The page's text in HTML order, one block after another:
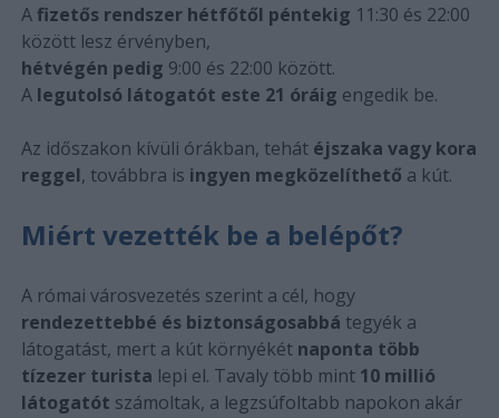
Afizetős rendszer hétfőtől péntekig 11:30 és 22:00
között lesz érvényben,
hétvégén pedig 9:00 és 22:00 között.
A legutolsó látogatót este 21 óráig engedik be.
Az időszakon kívüli órákban, tehát éjszaka vagy kora
reggel, továbbra is ingyen megközelíthető a kút.
Miért vezették be a belépőt?
A római városvezetés szerint a cél, hogy
rendezettebbé és biztonságosabbá tegyék a
látogatást, mert a kút környékét naponta több
tízezer turista lepi el. Tavaly több mint 10 millió
látogatót számoltak, a legzsúfoltabb napokon akár